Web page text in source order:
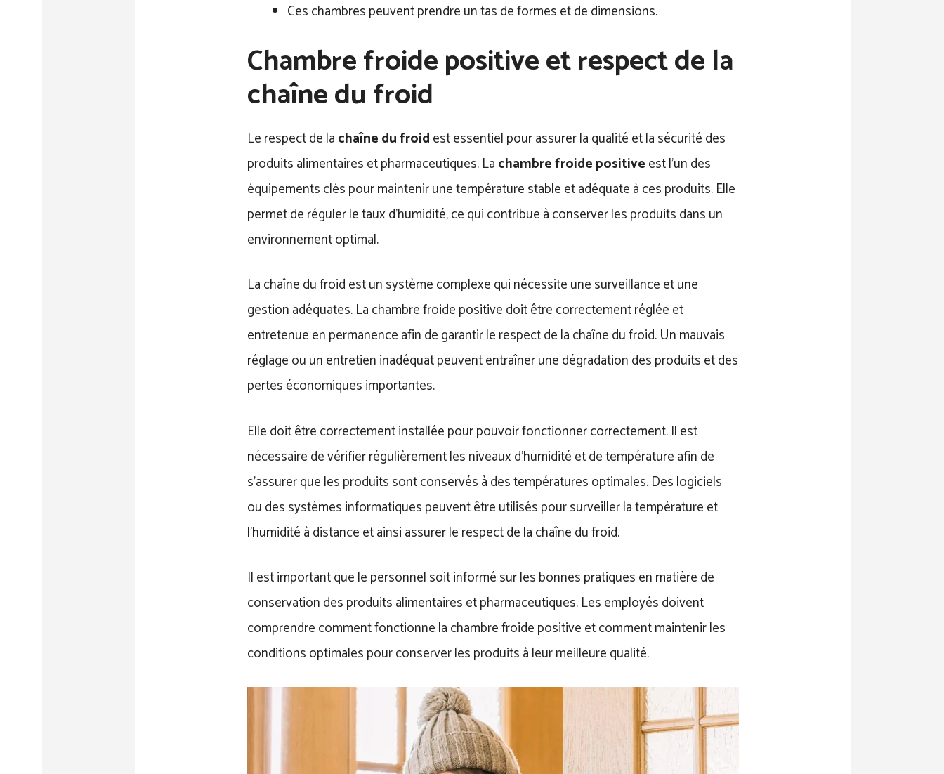
Ces chambres peuvent prendre un tas de formes et de dimensions.
Chambre froide positive et respect de la
chaîne du froid
Le respect de lachaîne du froidest essentiel pour assurer la qualité et la sécurité des
produits alimentaires et pharmaceutiques. Lachambre froide positiveest l’un des
équipements clés pour maintenir une température stable et adéquate à ces produits. Elle
permet de réguler le taux d’humidité, ce qui contribue à conserver les produits dans un
environnement optimal.
La chaîne du froid est un système complexe qui nécessite une surveillance et une
gestion adéquates. La chambre froide positive doit être correctement réglée et
entretenue en permanence afin de garantir le respect de la chaîne du froid. Un mauvais
réglage ou un entretien inadéquat peuvent entraîner une dégradation des produits et des
pertes économiques importantes.
Elle doit être correctement installée pour pouvoir fonctionner correctement. Il est
nécessaire de vérifier régulièrement les niveaux d’humidité et de température afin de
s’assurer que les produits sont conservés à des températures optimales. Des logiciels
ou des systèmes informatiques peuvent être utilisés pour surveiller la température et
l’humidité à distance et ainsi assurer le respect de la chaîne du froid.
Il est important que le personnel soit informé sur les bonnes pratiques en matière de
conservation des produits alimentaires et pharmaceutiques. Les employés doivent
comprendre comment fonctionne la chambre froide positive et comment maintenir les
conditions optimales pour conserver les produits à leur meilleure qualité.